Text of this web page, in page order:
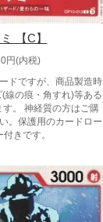
【C】
円(内税)
ドですが、商品製造時
線の痕・角すれ)等ある
。 神経質の方はご購
。保護用のカードロー
付きです。